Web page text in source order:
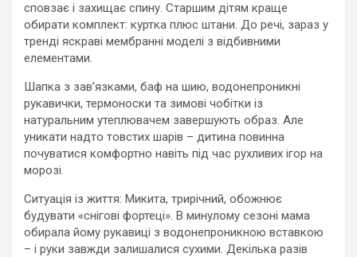
сповзає і захищає спину. Старшим дітям краще
обирати комплект: куртка плюс штани. До речі, зараз у
тренді яскраві мембранні моделі з відбивними
елементами.
Шапка з зав’язками, баф на шию, водонепроникні
рукавички, термоноски та зимові чобітки із
натуральним утеплювачем завершують образ. Але
уникати надто товстих шарів – дитина повинна
почуватися комфортно навіть під час рухливих ігор на
морозі.
Ситуація із життя: Микита, трирічний, обожнює
будувати «снігові фортеці». В минулому сезоні мама
обирала йому рукавиці з водонепроникною вставкою
– і руки завжди залишалися сухими. Декілька разів